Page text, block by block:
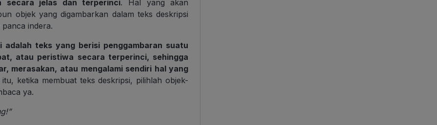
secara jelas dan terperinci. Hal yang akan
objek yang digambarkan dalam teks deskripsi
indera.
adalah teks yang berisi penggambaran suatu
atau peristiwa secara terperinci, sehingga
merasakan, atau mengalami sendiri hal yang
ketika membuat teks deskripsi, pilihlah objek-
ya.